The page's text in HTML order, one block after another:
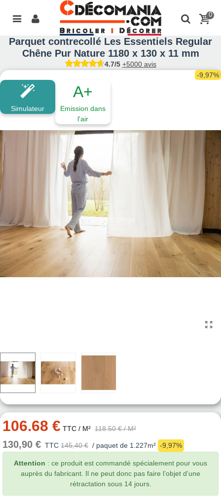
0
Parquet contrecollé Les Essentiels Regular
Chêne Pur Nature 1180 x 130 x 11 mm
4.7/5 +5000 avis
Simulateur
A+
Emission dans
l'air
-9,97%
106.68 € TTC / M² 118.50 € / M²
130,90 € TTC 145,40 € / paquet de 1.227m² -9,97%
Attention : ce produit est commandé spécialement pour vous
auprès du fabricant. Il ne peut donc pas faire l’objet d’une
rétractation sous 14 jours.